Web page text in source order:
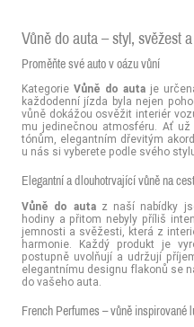
Vůně do auta – styl, svěžest
Proměňte své auto v oázu vůní
Kategorie Vůně do autaje
každodenní jízda byla nejen
vůně dokážou osvěžit interiér
mu jedinečnou atmosféru. Ať
tónům, elegantním dřevitým
u nás si vyberete podle svého
Elegantní a dlouhotrvající vůně na
Vůně do autaz naší nabídky
hodiny a přitom nebyly příliš
jemnosti a svěžesti, která z
harmonie. Každý produkt je
postupně uvolňují a udržují
elegantnímu designu flakonů se
do vašeho auta.
French Perfumes – vůně inspirované